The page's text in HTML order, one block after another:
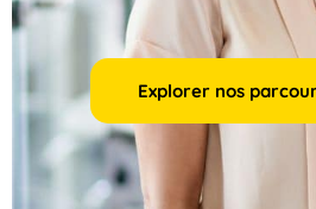
Explorer nos